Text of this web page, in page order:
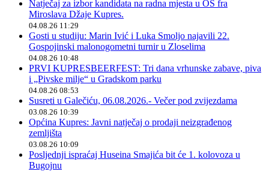
Natječaj za izbor kandidata na radna mjesta u OŠ fra
Miroslava Džaje Kupres.
04.08.26 11:29
Gosti u studiju: Marin Ivić i Luka Smoljo najavili 22.
Gospojinski malonogometni turnir u Zloselima
04.08.26 10:48
PRVI KUPRESBEERFEST: Tri dana vrhunske zabave, piva
i „Pivske milje“ u Gradskom parku
04.08.26 08:53
Susreti u Galečiću, 06.08.2026.- Večer pod zvijezdama
03.08.26 10:39
Općina Kupres: Javni natječaj o prodaji neizgrađenog
zemljišta
03.08.26 10:09
Posljednji ispraćaj Huseina Smajića bit će 1. kolovoza u
Bugojnu